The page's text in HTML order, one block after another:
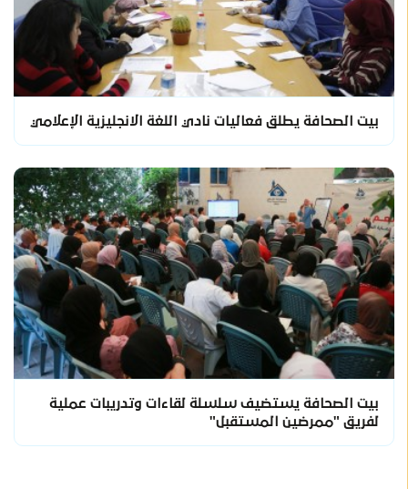
بيت الصحافة يطلق فعاليات نادي اللغة الانجليزية الإعلامي
بيت الصحافة يستضيف سلسلة لقاءات وتدريبات عملية
لفريق "ممرضين المستقبل"